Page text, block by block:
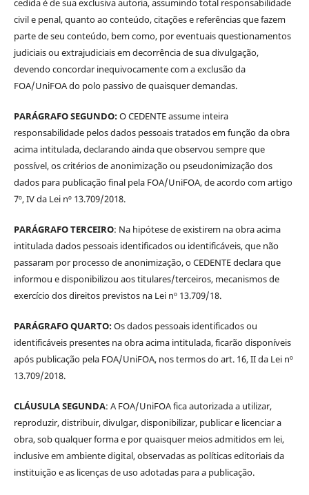
cedida é de sua exclusiva autoria, assumindo total responsabilidade
civil e penal, quanto ao conteúdo, citações e referências que fazem
parte de seu conteúdo, bem como, por eventuais questionamentos
judiciais ou extrajudiciais em decorrência de sua divulgação,
devendo concordar inequivocamente com a exclusão da
FOA/UniFOA do polo passivo de quaisquer demandas.
PARÁGRAFO SEGUNDO:O CEDENTE assume inteira
responsabilidade pelos dados pessoais tratados em função da obra
acima intitulada, declarando ainda que observou sempre que
possível, os critérios de anonimização ou pseudonimização dos
dados para publicação final pela FOA/UniFOA, de acordo com artigo
7º, IV da Lei nº 13.709/2018.
PARÁGRAFO TERCEIRO: Na hipótese de existirem na obra acima
intitulada dados pessoais identificados ou identificáveis, que não
passaram por processo de anonimização, o CEDENTE declara que
informou e disponibilizou aos titulares/terceiros, mecanismos de
exercício dos direitos previstos na Lei nº 13.709/18.
PARÁGRAFO QUARTO:Os dados pessoais identificados ou
identificáveis presentes na obra acima intitulada, ficarão disponíveis
após publicação pela FOA/UniFOA, nos termos do art. 16, II da Lei nº
13.709/2018.
CLÁUSULA SEGUNDA: A FOA/UniFOA fica autorizada a utilizar,
reproduzir, distribuir, divulgar, disponibilizar, publicar e licenciar a
obra, sob qualquer forma e por quaisquer meios admitidos em lei,
inclusive em ambiente digital, observadas as políticas editoriais da
instituição e as licenças de uso adotadas para a publicação.